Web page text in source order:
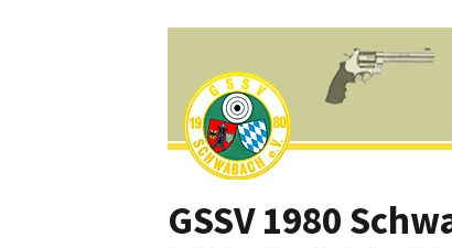
GSSV 1980